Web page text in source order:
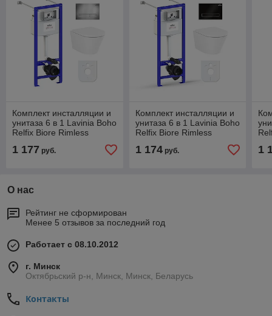
Комплект инсталляции и
унитаза 6 в 1 Lavinia Boho
Relfix Biore Rimless
1 177 руб.
Комплект инсталляции и
унитаза 6 в 1 Lavinia Boho
Relfix Biore Rimless
1 174руб. 1
О нас
Рейтинг не сформирован
Менее 5 отзывов за последний год
Работает с 08.10.2012
г. Минск
Октябрьский р-н, Минск, Минск, Беларусь
Контакты